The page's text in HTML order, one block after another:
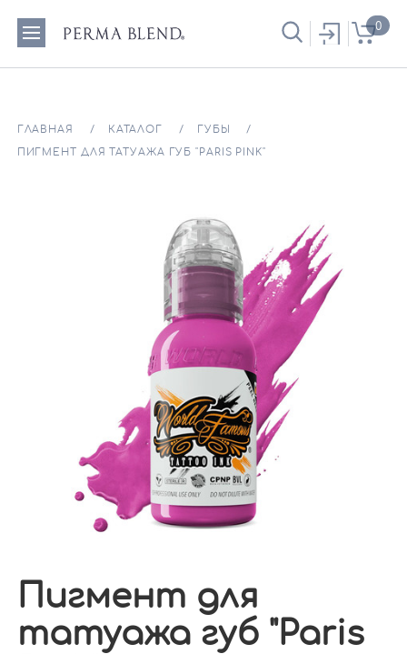
0
ГЛАВНАЯ КАТАЛОГ ГУБЫ
ПИГМЕНТ ДЛЯ ТАТУАЖА ГУБ "PARIS PINK"
Пигмент для
татуажа губ "Paris